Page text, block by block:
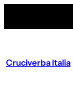
Cruciverba Italia